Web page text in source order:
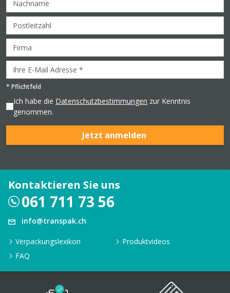
* Pflichtfeld
Ich habe die Datenschutzbestimmungen zur Kenntnis
genommen.
Jetzt anmelden
Kontaktieren Sie uns
061 711 73 56
info@transpak.ch
Verpackungslexikon
Produktvideos
FAQ